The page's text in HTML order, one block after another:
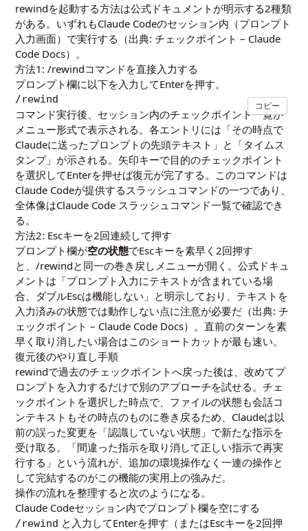
rewindを起動する方法は公式ドキュメントが明示する2種類
がある。いずれもClaude Codeのセッション内（プロンプト
入力画面）で実行する（出典:チェックポイント – Claude
Code Docs）。
方法1: /rewindコマンドを直接入力する
プロンプト欄に以下を入力してEnterを押す。
/rewind
コピー
コマンド実行後、セッション内のチェックポイント一覧が
メニュー形式で表示される。各エントリには「その時点で
Claudeに送ったプロンプトの先頭テキスト」と「タイムス
タンプ」が示される。矢印キーで目的のチェックポイント
を選択してEnterを押せば復元が完了する。このコマンドは
Claude Codeが提供するスラッシュコマンドの一つであり、
全体像はClaude Code スラッシュコマンド一覧で確認でき
る。
方法2: Escキーを2回連続して押す
プロンプト欄が空の状態でEscキーを素早く2回押す
と、/rewindと同一の巻き戻しメニューが開く。公式ドキュ
メントは「プロンプト入力にテキストが含まれている場
合、ダブルEscは機能しない」と明示しており、テキストを
入力済みの状態では動作しない点に注意が必要だ（出典:チ
ェックポイント – Claude Code Docs）。直前のターンを素
早く取り消したい場合はこのショートカットが最も速い。
復元後のやり直し手順
rewindで過去のチェックポイントへ戻った後は、改めてプ
ロンプトを入力するだけで別のアプローチを試せる。チェ
ックポイントを選択した時点で、ファイルの状態も会話コ
ンテキストもその時点のものに巻き戻るため、Claudeは以
前の誤った変更を「認識していない状態」で新たな指示を
受け取る。「間違った指示を取り消して正しい指示で再実
行する」という流れが、追加の環境操作なく一連の操作と
して完結するのがこの機能の実用上の強みだ。
操作の流れを整理すると次のようになる。
Claude Codeセッション内でプロンプト欄を空にする
/rewind と入力してEnterを押す（またはEscキーを2回押